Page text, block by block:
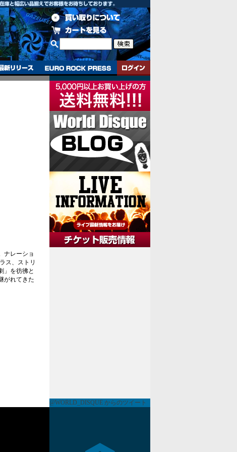
ナレーショ
ス、ストリ
」を彷彿と
がれてきた
@WORLD_DISQUE からのツイート